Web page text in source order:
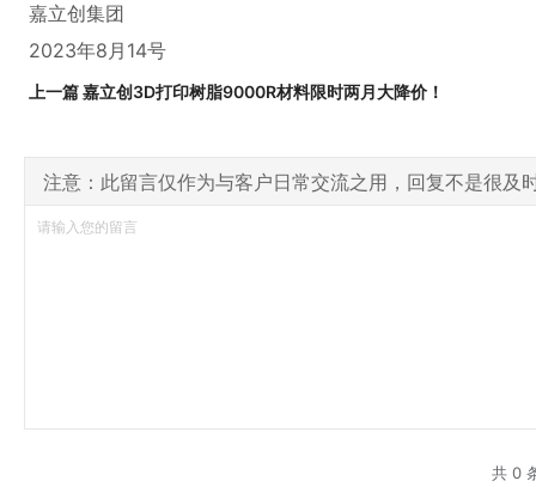
嘉立创集团
2023年8月14号
上一篇 嘉立创3D打印树脂9000R材料限时两月大降价！
注意：此留言仅作为与客户日常交流之用，回复不是很及
共 0